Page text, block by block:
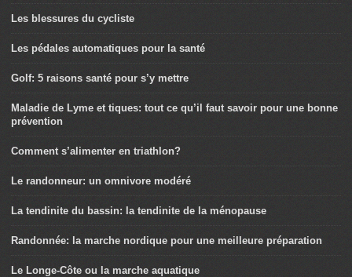
Les blessures du cycliste
Les pédales automatiques pour la santé
Golf: 5 raisons santé pour s’y mettre
Maladie de Lyme et tiques: tout ce qu’il faut savoir pour une bonne
prévention
Comment s’alimenter en triathlon?
Le randonneur: un omnivore modéré
La tendinite du bassin: la tendinite de la ménopause
Randonnée: la marche nordique pour une meilleure préparation
Le Longe-Côte ou la marche aquatique